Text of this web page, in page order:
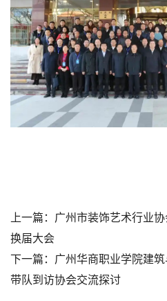
上一篇： 广州市装饰艺术行业
换届大会
下一篇： 广州华商职业学院建筑
带队到访协会交流探讨